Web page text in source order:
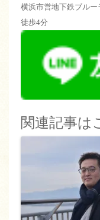
横浜市営地下鉄ブル
徒歩4分
関連記事は